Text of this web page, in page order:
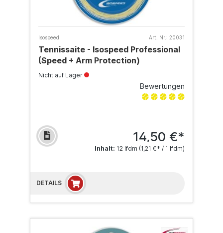
Isospeed Art. Nr.: 20031
Tennissaite - Isospeed Professional
(Speed + Arm Protection)
Nicht auf Lager
Bewertungen
14,50 €*
Inhalt: 12 lfdm (1,21 €* / 1 lfdm)
DETAILS